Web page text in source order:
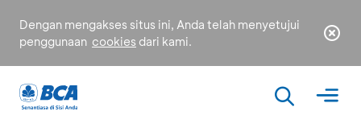
Dengan mengakses situs ini, Anda telah menyetujui
penggunaan cookies dari kami.